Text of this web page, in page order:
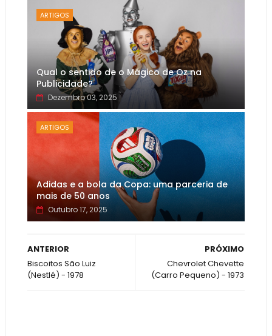
ARTIGOS
Qual o sentido de o Mágico de Oz na
Publicidade?
Dezembro 03, 2025
ARTIGOS
Adidas e a bola da Copa: uma parceria de
mais de 50 anos
Outubro 17, 2025
PRÓXIMO
Chevrolet Chevette
(Carro Pequeno) - 1973
ANTERIOR
Biscoitos São Luiz
(Nestlé) - 1978